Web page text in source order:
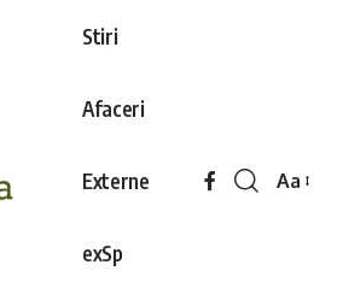
Stiri
Afaceri
Externe
exSp
Aa